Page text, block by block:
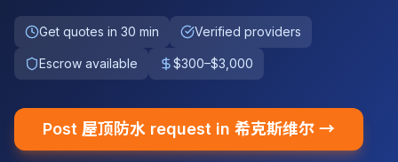
Get quotes in 30 min Verified providers
Escrow available $300–$3,000
Post 屋顶防水 request in 希克斯维尔 →